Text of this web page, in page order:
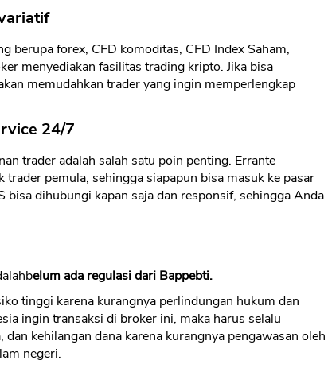
berupa forex, CFD komoditas, CFD Index Saham,
menyediakan fasilitas trading kripto. Jika bisa
memudahkan trader yang ingin memperlengkap
24/7
trader adalah salah satu poin penting. Errante
pemula, sehingga siapapun bisa masuk ke pasar
bisa dihubungi kapan saja dan responsif, sehingga Anda
elum ada regulasi dari Bappebti.
tinggi karena kurangnya perlindungan hukum dan
ingin transaksi di broker ini, maka harus selalu
kehilangan dana karena kurangnya pengawasan oleh
negeri.